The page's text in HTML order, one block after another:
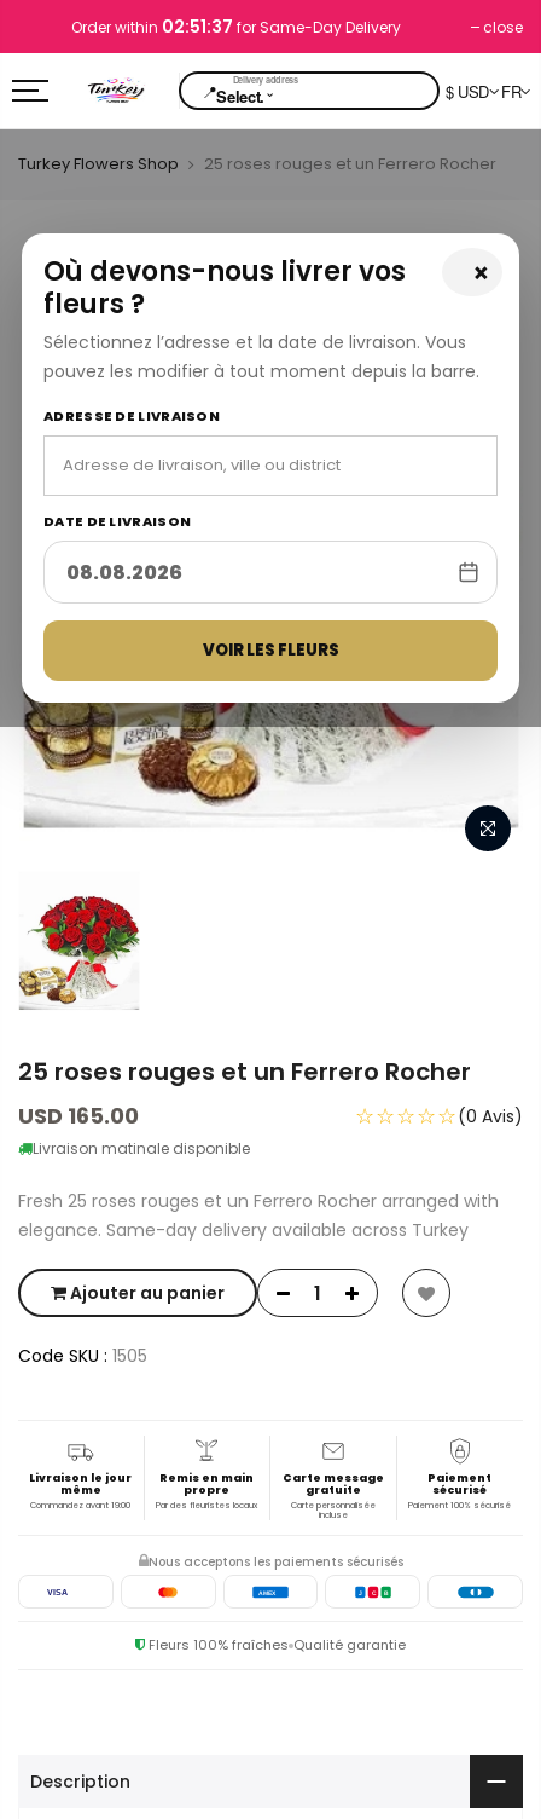
Order within 02:51:37 for Same-Day Delivery close
📍Select.⌄ $ USD FR
×
Où devons-nous livrer vos
fleurs ?
Sélectionnez l’adresse et la date de livraison. Vous
pouvez les modifier à tout moment depuis la barre.
ADRESSE DE LIVRAISON
DATE DE LIVRAISON
VOIR LES FLEURS
Turkey Flowers Shop 25 roses rouges et un Ferrero Rocher
25 roses rouges et un Ferrero Rocher
USD 165.00
Livraison matinale disponible
☆☆☆☆☆(0 Avis)
Fresh 25 roses rouges et un Ferrero Rocher arranged with
elegance. Same-day delivery available across Turkey
Ajouter au panier
Code SKU : 1505
Livraison le jour
même
Commandez avant 19:00
Remis en main
propre
Par des fleuristes locaux
Carte message
gratuite
Carte personnalisée
incluse
Paiement
sécurisé
Paiement 100% sécurisé
Nous acceptons les paiements sécurisés
VISA AMEX J C B
Fleurs 100% fraîches Qualité garantie
Description